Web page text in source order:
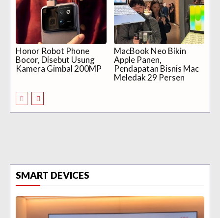
Honor Robot Phone
Bocor, Disebut Usung
Kamera Gimbal 200MP
MacBook Neo Bikin
Apple Panen,
Pendapatan Bisnis Mac
Meledak 29 Persen
SMART DEVICES